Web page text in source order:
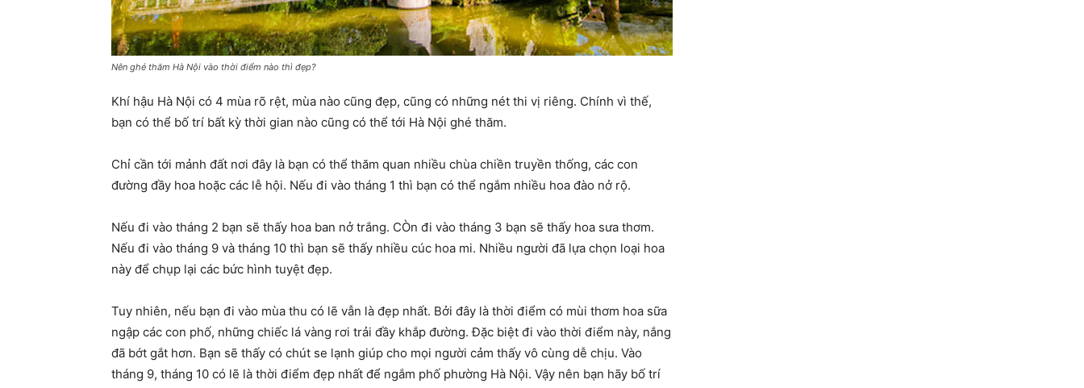
Nên ghé thăm Hà Nội vào thời điểm nào thì đẹp?
Khí hậu Hà Nội có 4 mùa rõ rệt, mùa nào cũng đẹp, cũng có những nét thi vị riêng. Chính vì thế,
bạn có thể bố trí bất kỳ thời gian nào cũng có thể tới Hà Nội ghé thăm.
Chỉ cần tới mảnh đất nơi đây là bạn có thể thăm quan nhiều chùa chiền truyền thống, các con
đường đầy hoa hoặc các lễ hội. Nếu đi vào tháng 1 thì bạn có thể ngắm nhiều hoa đào nở rộ.
Nếu đi vào tháng 2 bạn sẽ thấy hoa ban nở trắng. CÒn đi vào tháng 3 bạn sẽ thấy hoa sưa thơm.
Nếu đi vào tháng 9 và tháng 10 thì bạn sẽ thấy nhiều cúc hoa mi. Nhiều người đã lựa chọn loại hoa
này để chụp lại các bức hình tuyệt đẹp.
Tuy nhiên, nếu bạn đi vào mùa thu có lẽ vẫn là đẹp nhất. Bởi đây là thời điểm có mùi thơm hoa sữa
ngập các con phố, những chiếc lá vàng rơi trải đầy khắp đường. Đặc biệt đi vào thời điểm này, nắng
đã bớt gắt hơn. Bạn sẽ thấy có chút se lạnh giúp cho mọi người cảm thấy vô cùng dễ chịu. Vào
tháng 9, tháng 10 có lẽ là thời điểm đẹp nhất để ngắm phố phường Hà Nội. Vậy nên bạn hãy bố trí